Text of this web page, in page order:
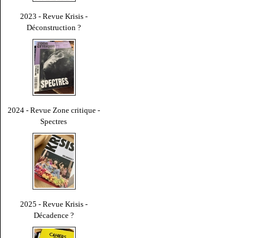
2023 - Revue Krisis -
Déconstruction ?
2024 - Revue Zone critique -
Spectres
2025 - Revue Krisis -
Décadence ?